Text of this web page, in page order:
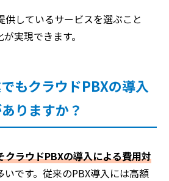
しているサービスを選ぶこと
実現できます。
もクラウドPBXの導入
りますか？
クラウドPBXの導入による費用対
いです。従来のPBX導入には高額